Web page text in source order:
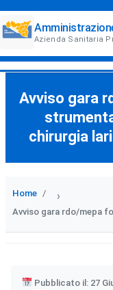
Azienda Sanitaria
Avviso gara
chirurgia
Home ›
Avviso gara rdo/mepa
Pubblicato il: 27